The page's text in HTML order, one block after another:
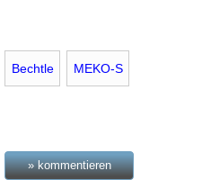
Bechtle MEKO-S
» kommentieren